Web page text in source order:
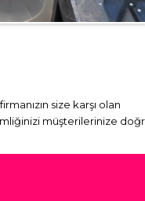
size karşı olan
müşterilerinize